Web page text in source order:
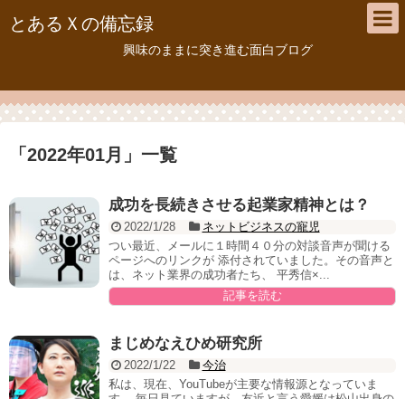
とあるＸの備忘録
興味のままに突き進む面白ブログ
「 2022年01月 」 一覧
成功を長続きさせる起業家精神とは？
2022/1/28
ネットビジネスの寵児
つい最近、メールに１時間４０分の対談音声が聞ける
ページへのリンクが 添付されていました。その音声と
は、ネット業界の成功者たち、 平秀信×...
記事を読む
まじめなえひめ研究所
2022/1/22
今治
私は、現在、YouTubeが主要な情報源となっていま